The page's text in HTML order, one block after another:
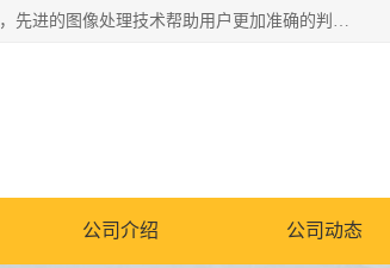
佳信电子是专门从事研发和销售X射线图像处理分析和X射线设备的高端技术公司，先进的图像处理技术帮助用户更加准确的判断图像，为科研和检测提供可靠保证，现有产品包括电力GIS探伤X射线检测系统，电力耐张线夹探伤X射线检测系统，便携式X射线，兽用图像的增强软件工具包，工业和兽用便携式DR，实验室CT，桌面CT等。
公司介绍 公司动态